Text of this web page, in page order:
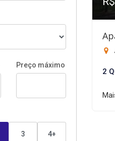
Preço máximo
3 4+
2